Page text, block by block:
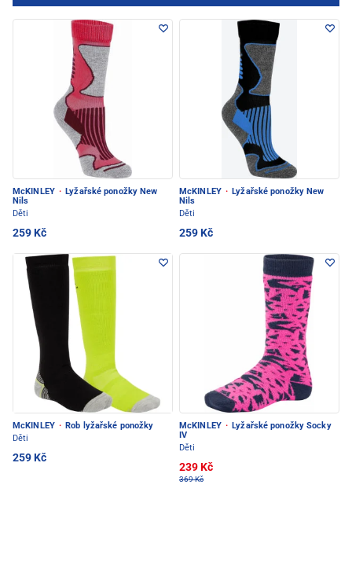
McKINLEY · Lyžařské ponožky New
Nils
Děti
259 Kč
McKINLEY · Lyžařské ponožky New
Nils
Děti
259 Kč
McKINLEY · Rob lyžařské ponožky
Děti
259 Kč
McKINLEY · Lyžařské ponožky Socky
IV
Děti
239 Kč
369 Kč